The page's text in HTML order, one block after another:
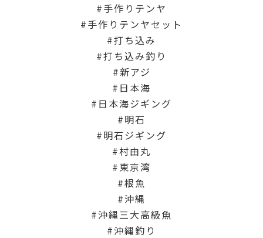
手作りテンヤ
手作りテンヤセット
打ち込み
打ち込み釣り
新アジ
日本海
日本海ジギング
明石
明石ジギング
村由丸
東京湾
根魚
沖縄
沖縄三大高級魚
沖縄釣り